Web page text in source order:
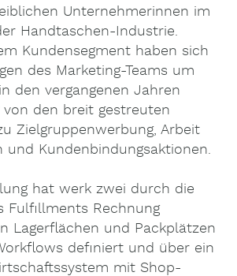
Unternehmerinnen im
Handtaschen-Industrie.
Kundensegment haben sich
des Marketing-Teams um
den vergangenen Jahren
von den breit gestreuten
Zielgruppenwerbung, Arbeit
und Kundenbindungsaktionen.
hat werk zwei durch die
Fulfillments Rechnung
Lagerflächen und Packplätzen
definiert und über ein
mit Shop-